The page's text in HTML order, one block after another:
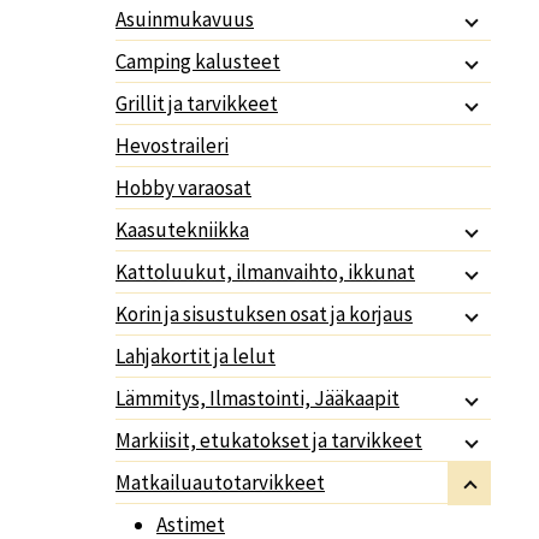
Asuinmukavuus
Camping kalusteet
Grillit ja tarvikkeet
Hevostraileri
Hobby varaosat
Kaasutekniikka
Kattoluukut, ilmanvaihto, ikkunat
Korin ja sisustuksen osat ja korjaus
Lahjakortit ja lelut
Lämmitys, Ilmastointi, Jääkaapit
Markiisit, etukatokset ja tarvikkeet
Matkailuautotarvikkeet
Astimet